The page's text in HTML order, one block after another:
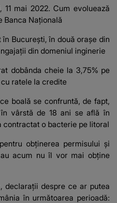
11 mai 2022. Cum evoluează
Banca Națională
București, în două orașe din
din domeniul inginerie
dobânda cheie la 3,75% pe
ratele la credite
boală se confruntă, de fapt,
vârstă de 18 ani se află în
contractat o bacterie pe litoral
obținerea permisului și
acum nu îl vor mai obține
declarații despre ce ar putea
în următoarea perioadă: